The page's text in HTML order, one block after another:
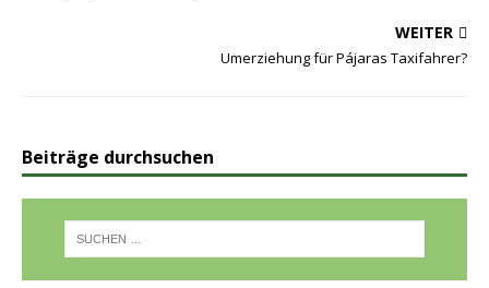
WEITER
Umerziehung für Pájaras Taxifahrer?
Beiträge durchsuchen